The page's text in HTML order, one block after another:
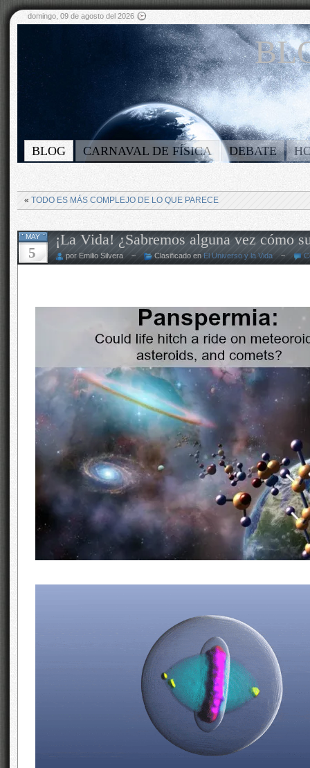
domingo, 09 de agosto del 2026
BLOG CARNAVAL DE FÍSICA DEBATE
« TODO ES MÁS COMPLEJO DE LO QUE PARECE
MAY
5
¡La Vida! ¿Sabremos alguna vez cómo
por Emilio Silvera ~ Clasificado en El Universo y la Vida~